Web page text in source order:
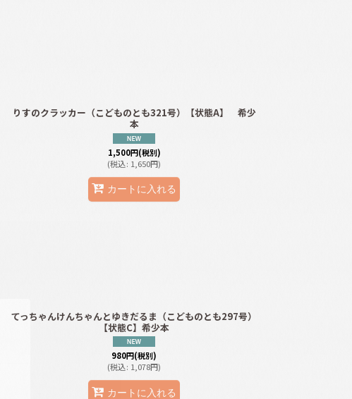
りすのクラッカー（こどものとも321号）【状態A】 希少
本
1,500円(税別)
(税込: 1,650円)
カートに入れる
てっちゃんけんちゃんとゆきだるま（こどものとも297号）
【状態C】希少本
980円(税別)
(税込: 1,078円)
カートに入れる